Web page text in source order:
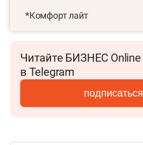
*Комфорт лайт
Читайте БИЗНЕС Online
в Telegram
подписаться